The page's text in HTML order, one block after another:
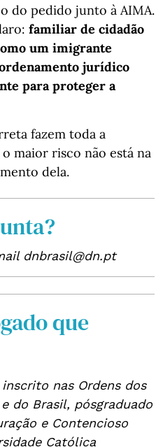
do pedido junto à AIMA.
familiar de cidadão
um imigrante
jurídico
para proteger a
fazem toda a
maior risco não está na
dela.
dnbrasil@dn.pt
que
nas Ordens dos
do Brasil, pósgraduado
e Contencioso
Católica